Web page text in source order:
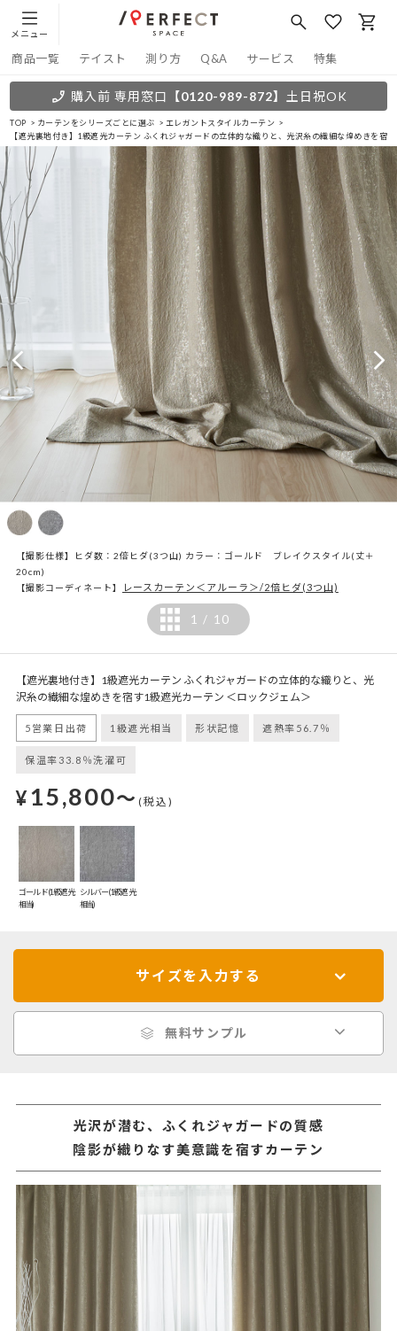
メニュー
商品一覧 テイスト 測り方 Q&A サービス 特集
購入前 専用窓口 【0120-989-872】 土日祝OK
TOP カーテンをシリーズごとに選ぶ
エレガントスタイルカーテン
【遮光裏地付き】1級遮光カーテン ふくれジャガードの立体的な織りと、光沢糸の繊細な煌めきを宿
【撮影仕様】ヒダ数：2倍ヒダ(3つ山) カラー：ゴールド ブレイクスタイル(丈＋
20cm)
【撮影コーディネート】
レースカーテン＜アルーラ＞/2倍ヒダ(3つ山)
1 / 10
【遮光裏地付き】1級遮光カーテン ふくれジャガードの立体的な織りと、光
沢糸の繊細な煌めきを宿す1級遮光カーテン ＜ロックジェム＞
5営業日出荷 1級遮光相当 形状記憶 遮熱率56.7％
保温率33.8％洗濯可
¥15,800～ (税込)
ゴールド(1級遮光
相当)
シルバー(1級遮光
相当)
サイズを入力する
無料サンプル
光沢が潜む、ふくれジャガードの質感
陰影が織りなす美意識を宿すカーテン